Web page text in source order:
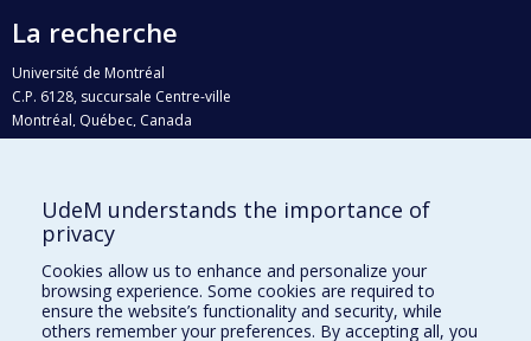
La recherche
Université de Montréal
C.P. 6128, succursale Centre-ville
Montréal, Québec, Canada
H3C 3J7
Qui fait quoi?
Nous trouver
Plan du site
UdeM understands the importance of
privacy
Cookies allow us to enhance and personalize your
browsing experience. Some cookies are required to
ensure the website’s functionality and security, while
others remember your preferences. By accepting all, you